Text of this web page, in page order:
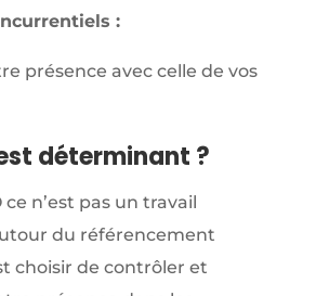
:
présence avec celle de vos
déterminant ?
n’est pas un travail
du référencement
choisir de contrôler et